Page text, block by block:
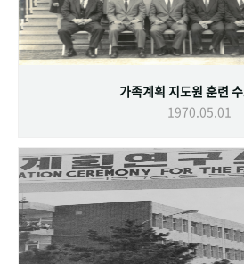
가족계획 지도원 훈련
1970.05.01